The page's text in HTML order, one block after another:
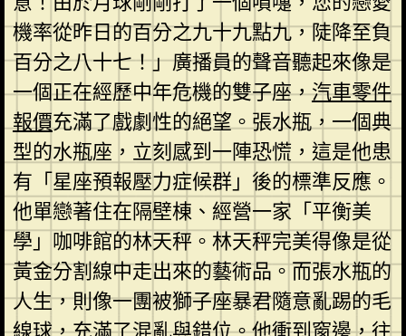
機率從昨日的百分之九十九點九，陡降至負
百分之八十七！」廣播員的聲音聽起來像是
一個正在經歷中年危機的雙子座，汽車零件
報價充滿了戲劇性的絕望。張水瓶，一個典
型的水瓶座，立刻感到一陣恐慌，這是他患
有「星座預報壓力症候群」後的標準反應。
他單戀著住在隔壁棟、經營一家「平衡美
學」咖啡館的林天秤。林天秤完美得像是從
黃金分割線中走出來的藝術品。而張水瓶的
人生，則像一團被獅子座暴君隨意亂踢的毛